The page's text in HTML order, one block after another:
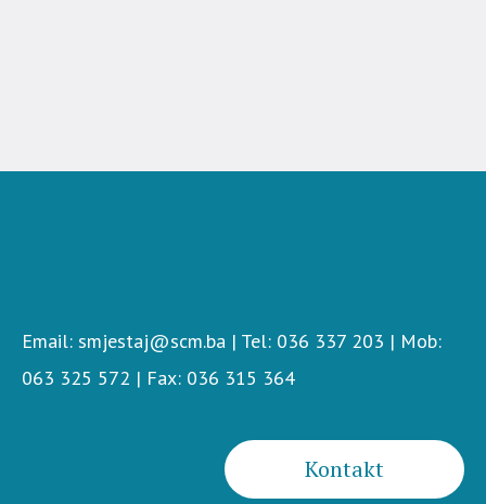
Email: smjestaj@scm.ba | Tel: 036 337 203 | Mob:
063 325 572 | Fax: 036 315 364
Kontakt